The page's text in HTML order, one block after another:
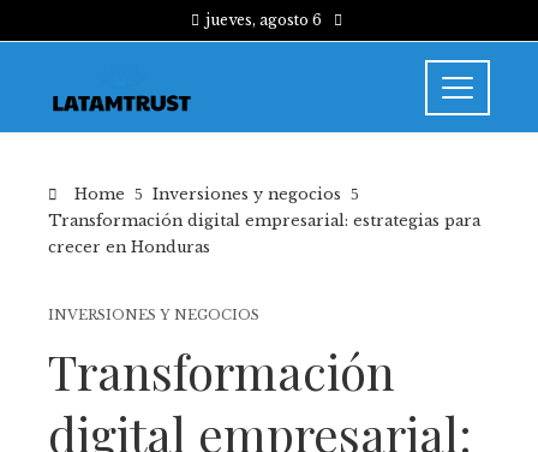
jueves, agosto 6
Home
Inversiones y negocios
Transformación digital empresarial: estrategias para
crecer en Honduras
INVERSIONES Y NEGOCIOS
Transformación
digital empresarial: